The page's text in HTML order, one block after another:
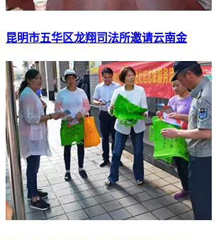
昆明市五华区龙翔司法所邀请云南金